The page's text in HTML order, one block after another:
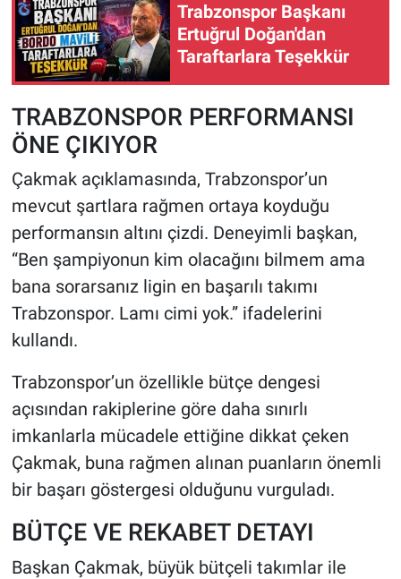
Trabzonspor Başkanı
Ertuğrul Doğan'dan
Taraftarlara Teşekkür
TRABZONSPOR PERFORMANSI
ÖNE ÇIKIYOR
Çakmak açıklamasında, Trabzonspor’un
mevcut şartlara rağmen ortaya koyduğu
performansın altını çizdi. Deneyimli başkan,
“Ben şampiyonun kim olacağını bilmem ama
bana sorarsanız ligin en başarılı takımı
Trabzonspor. Lamı cimi yok.” ifadelerini
kullandı.
Trabzonspor’un özellikle bütçe dengesi
açısından rakiplerine göre daha sınırlı
imkanlarla mücadele ettiğine dikkat çeken
Çakmak, buna rağmen alınan puanların önemli
bir başarı göstergesi olduğunu vurguladı.
BÜTÇE VE REKABET DETAYI
Başkan Çakmak, büyük bütçeli takımlar ile